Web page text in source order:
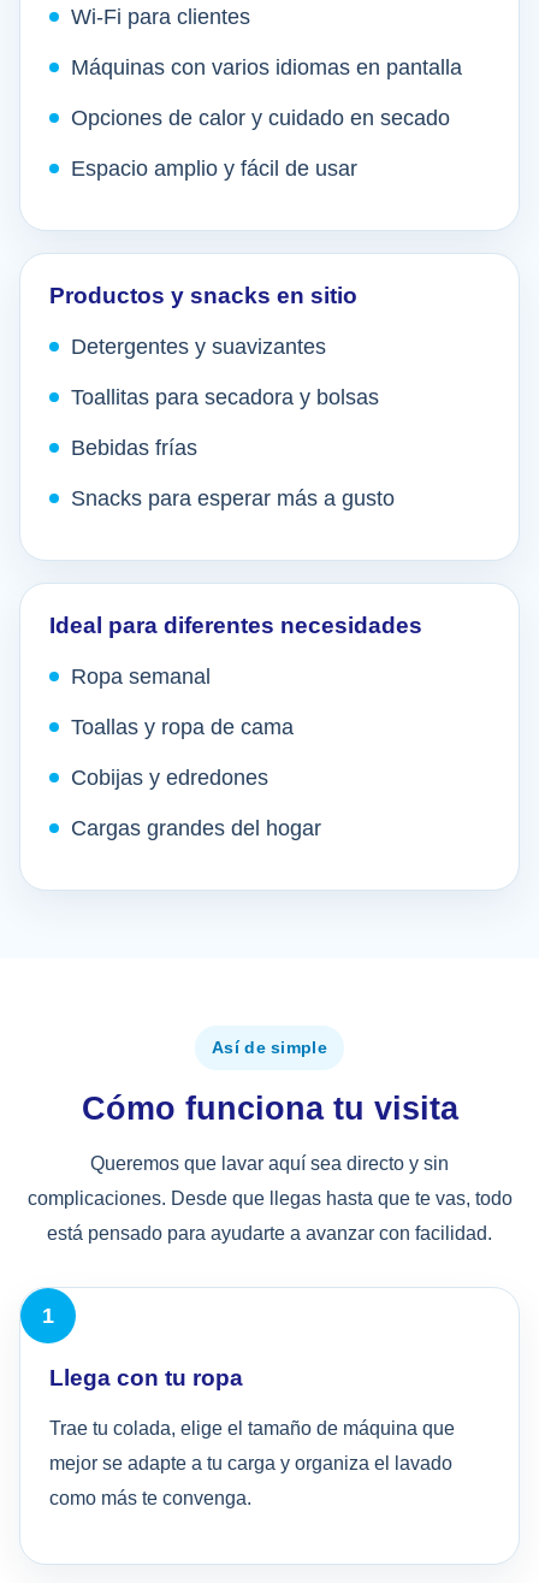
Wi-Fi para clientes
Máquinas con varios idiomas en pantalla
Opciones de calor y cuidado en secado
Espacio amplio y fácil de usar
Productos y snacks en sitio
Detergentes y suavizantes
Toallitas para secadora y bolsas
Bebidas frías
Snacks para esperar más a gusto
Ideal para diferentes necesidades
Ropa semanal
Toallas y ropa de cama
Cobijas y edredones
Cargas grandes del hogar
Así de simple
Cómo funciona tu visita
Queremos que lavar aquí sea directo y sin
complicaciones. Desde que llegas hasta que te vas, todo
está pensado para ayudarte a avanzar con facilidad.
Llega con tu ropa
Trae tu colada, elige el tamaño de máquina que
mejor se adapte a tu carga y organiza el lavado
como más te convenga.